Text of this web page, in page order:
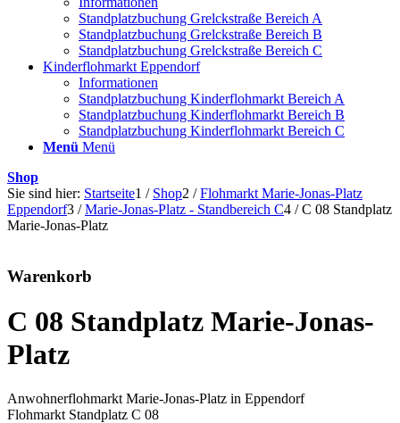
Standplatzbuchung Grelckstraße Bereich A
Standplatzbuchung Grelckstraße Bereich B
Standplatzbuchung Grelckstraße Bereich C
Kinderflohmarkt Eppendorf
Informationen
Standplatzbuchung Kinderflohmarkt Bereich A
Standplatzbuchung Kinderflohmarkt Bereich B
Standplatzbuchung Kinderflohmarkt Bereich C
Menü Menü
Shop
Sie sind hier: Startseite1 / Shop2 / Flohmarkt Marie-Jonas-Platz
Eppendorf3 / Marie-Jonas-Platz - Standbereich C4 / C 08 Standplatz
Marie-Jonas-Platz
Warenkorb
C 08 Standplatz Marie-Jonas-
Platz
Anwohnerflohmarkt Marie-Jonas-Platz in Eppendorf
Flohmarkt Standplatz C 08